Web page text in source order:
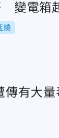
變電箱
燒
傳有大